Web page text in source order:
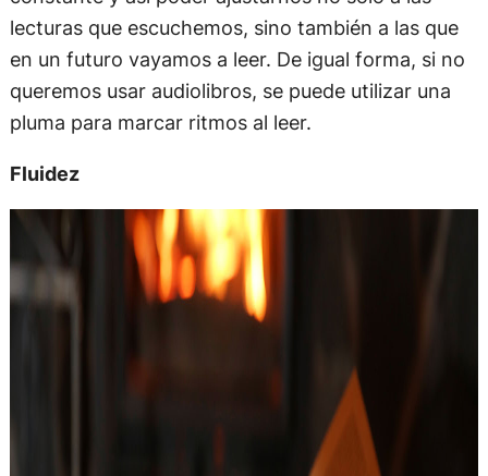
lecturas que escuchemos, sino también a las que
en un futuro vayamos a leer. De igual forma, si no
queremos usar audiolibros, se puede utilizar una
pluma para marcar ritmos al leer.
Fluidez